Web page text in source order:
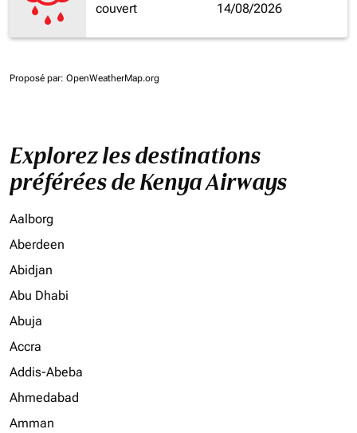
couvert
14/08/2026
Proposé par: OpenWeatherMap.org
Explorez les destinations
préférées de Kenya Airways
Aalborg
Aberdeen
Abidjan
Abu Dhabi
Abuja
Accra
Addis-Abeba
Ahmedabad
Amman